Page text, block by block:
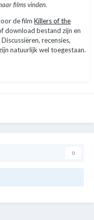
films vinden.
de film Killers of the
download bestand zijn en
recensies,
natuurlijk wel toegestaan.
0